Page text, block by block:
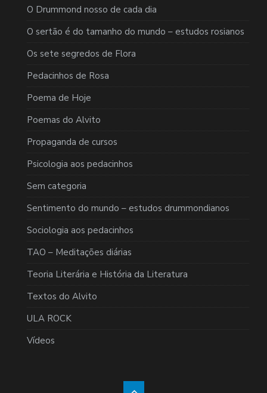
O Drummond nosso de cada dia
O sertão é do tamanho do mundo – estudos rosianos
Os sete segredos de Flora
Pedacinhos de Rosa
Poema de Hoje
Poemas do Alvito
Propaganda de cursos
Psicologia aos pedacinhos
Sem categoria
Sentimento do mundo – estudos drummondianos
Sociologia aos pedacinhos
TAO – Meditações diárias
Teoria Literária e História da Literatura
Textos do Alvito
ULA ROCK
Vídeos